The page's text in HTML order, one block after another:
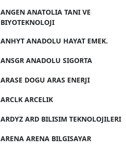
ANGEN ANATOLIA TANI VE
BIYOTEKNOLOJI
ANHYT ANADOLU HAYAT EMEK.
ANSGR ANADOLU SIGORTA
ARASE DOGU ARAS ENERJI
ARCLK ARCELIK
ARDYZ ARD BILISIM TEKNOLOJILERI
ARENA ARENA BILGISAYAR